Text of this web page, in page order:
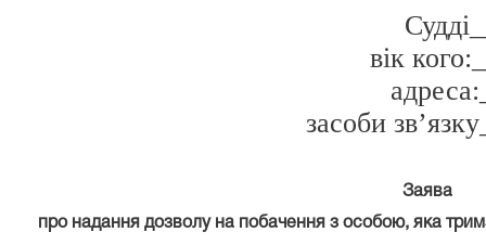
вік
засоби
Заява
про надання дозволу на побачення з особою, яка